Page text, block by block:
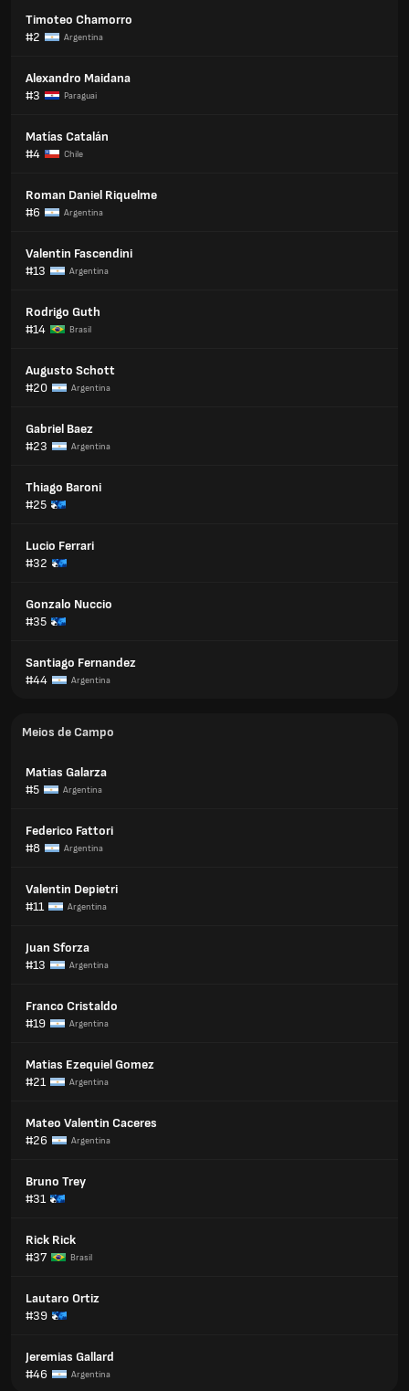
Timoteo Chamorro
#2
Argentina
Alexandro Maidana
#3
Paraguai
Matías Catalán
#4
Chile
Roman Daniel Riquelme
#6
Argentina
Valentin Fascendini
#13
Argentina
Rodrigo Guth
#14
Brasil
Augusto Schott
#20
Argentina
Gabriel Baez
#23
Argentina
Thiago Baroni
#25
Lucio Ferrari
#32
Gonzalo Nuccio
#35
Santiago Fernandez
#44
Argentina
Meios de Campo
Matias Galarza
#5
Argentina
Federico Fattori
#8
Argentina
Valentin Depietri
#11
Argentina
Juan Sforza
#13
Argentina
Franco Cristaldo
#19
Argentina
Matias Ezequiel Gomez
#21
Argentina
Mateo Valentin Caceres
#26
Argentina
Bruno Trey
#31
Rick Rick
#37
Brasil
Lautaro Ortiz
#39
Jeremias Gallard
#46
Argentina